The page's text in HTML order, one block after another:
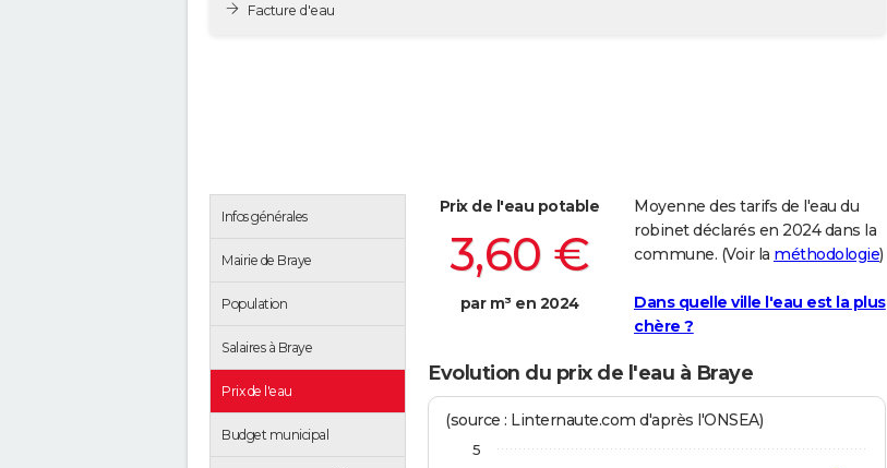
Facture d'eau
Infos générales
Mairie de Braye
Population
Salaires à Braye
Prix de l'eau
Budget municipal
Prix de l'eau potable
3,60 €
par m³ en 2024
Moyenne des tarifs de l'eau du
robinet déclarés en 2024 dans la
commune. (Voir la méthodologie)
Dans quelle ville l'eau est la plus
chère ?
Evolution du prix de l'eau à Braye
(source : Linternaute.com d'après l'ONSEA)
5